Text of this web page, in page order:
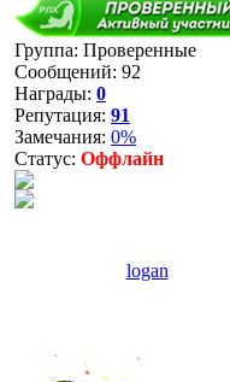
Группа: Проверенные
Сообщений: 92
Награды: 0
Репутация: 91
Замечания: 0%
Статус: Оффлайн
logan